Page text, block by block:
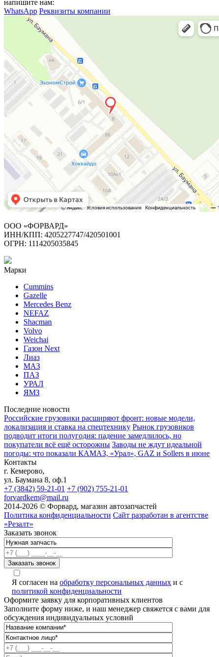
напишите нам:
WhatsApp Реквизиты компании
ООО «ФОРВАРД»
ИНН/КПП: 4205227747/420501001
ОГРН: 1114205035845
Марки
Cummins
Gazelle
Mercedes Benz
NEFAZ
Shacman
Volvo
Weichai
Газон Next
Лиаз
МАЗ
ПАЗ
УРАЛ
ЯМЗ
Последние новости
Российские грузовики расширяют фронт: новые модели,
локализация и ставка на спецтехнику Рынок грузовиков
подводит итоги полугодия: падение замедлилось, но
покупатели всё ещё осторожны Заводы не ждут идеальной
погоды: что показали КАМАЗ, «Урал», GAZ и Sollers в июне
Контакты
г. Кемерово,
ул. Баумана 8, оф.1
+7 (3842) 59-21-01 +7 (902) 755-21-01
forvardkem@mail.ru
2014-2026 © Форвард, магазин автозапчастей
Политика конфиденциальности Сайт разработан в агентстве
«Резалт»
Заказать звонок
Я согласен на обработку персональных данных и с
политикой конфиденциальности
Оформите заявку для корпоративных клиентов
Заполните форму ниже, и наш менеджер свяжется с вами для
обсуждения индивидуальных условий